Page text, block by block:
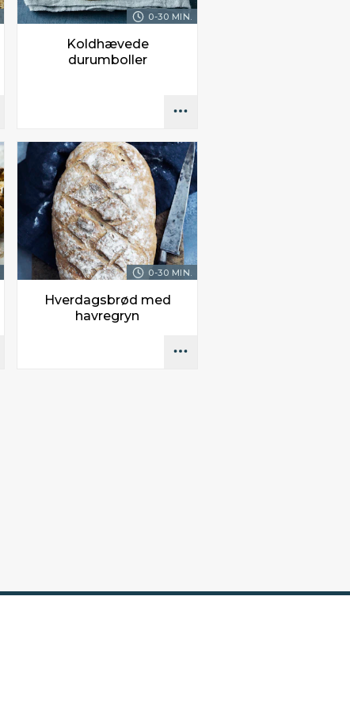
0-30 MIN.
Koldhævede
durumboller
0-30 MIN.
Hverdagsbrød med
havregryn